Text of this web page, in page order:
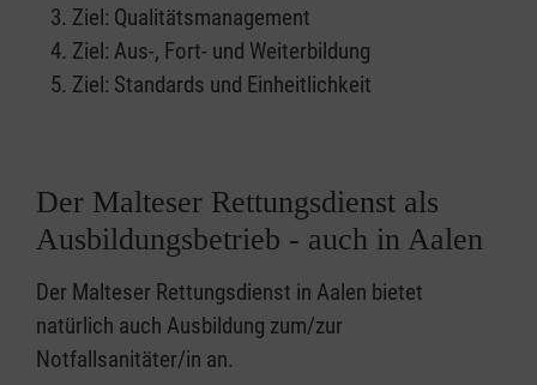
Ziel: Qualitätsmanagement
Ziel: Aus-, Fort- und Weiterbildung
Ziel: Standards und Einheitlichkeit
Der Malteser Rettungsdienst als
Ausbildungsbetrieb - auch in Aalen
Der Malteser Rettungsdienst in Aalen bietet
natürlich auch Ausbildung zum/zur
Notfallsanitäter/in an.